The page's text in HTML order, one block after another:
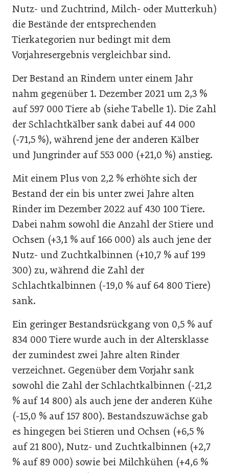
Nutz- und Zuchtrind, Milch- oder Mutterkuh)
die Bestände der entsprechenden
Tierkategorien nur bedingt mit dem
Vorjahresergebnis vergleichbar sind.
Der Bestand an Rindern unter einem Jahr
nahm gegenüber 1. Dezember 2021 um 2,3 %
auf 597 000 Tiere ab (siehe Tabelle 1). Die Zahl
der Schlachtkälber sank dabei auf 44 000
(-71,5 %), während jene der anderen Kälber
und Jungrinder auf 553 000 (+21,0 %) anstieg.
Mit einem Plus von 2,2 % erhöhte sich der
Bestand der ein bis unter zwei Jahre alten
Rinder im Dezember 2022 auf 430 100 Tiere.
Dabei nahm sowohl die Anzahl der Stiere und
Ochsen (+3,1 % auf 166 000) als auch jene der
Nutz- und Zuchtkalbinnen (+10,7 % auf 199
300) zu, während die Zahl der
Schlachtkalbinnen (-19,0 % auf 64 800 Tiere)
sank.
Ein geringer Bestandsrückgang von 0,5 % auf
834 000 Tiere wurde auch in der Altersklasse
der zumindest zwei Jahre alten Rinder
verzeichnet. Gegenüber dem Vorjahr sank
sowohl die Zahl der Schlachtkalbinnen (-21,2
% auf 14 800) als auch jene der anderen Kühe
(-15,0 % auf 157 800). Bestandszuwächse gab
es hingegen bei Stieren und Ochsen (+6,5 %
auf 21 800), Nutz- und Zuchtkalbinnen (+2,7
% auf 89 000) sowie bei Milchkühen (+4,6 %